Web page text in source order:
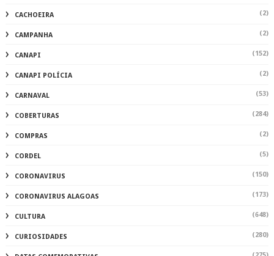
CACHOEIRA (2)
CAMPANHA (2)
CANAPI (152)
CANAPI POLÍCIA (2)
CARNAVAL (53)
COBERTURAS (284)
COMPRAS (2)
CORDEL (5)
CORONAVIRUS (150)
CORONAVIRUS ALAGOAS (173)
CULTURA (648)
CURIOSIDADES (280)